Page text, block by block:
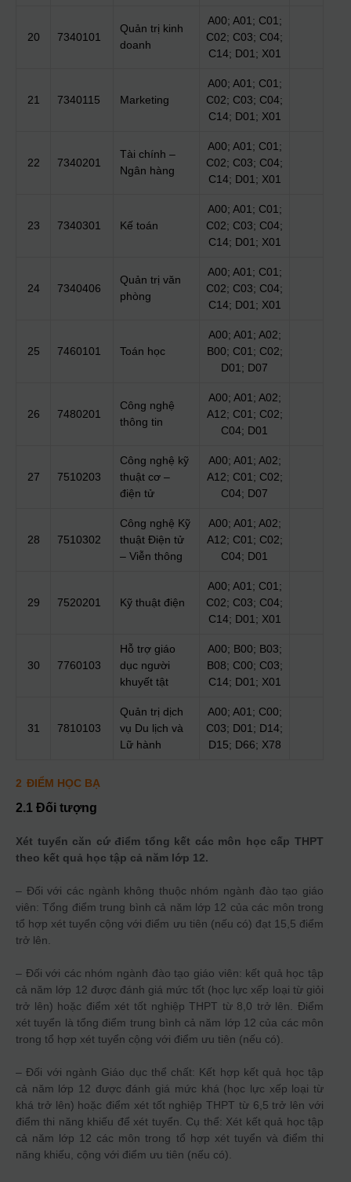
20 7340101
Quản trị kinh
doanh
A00; A01; C01;
C02; C03; C04;
C14; D01; X01
21 7340115 Marketing
A00; A01; C01;
C02; C03; C04;
C14; D01; X01
22 7340201
Tài chính –
Ngân hàng
A00; A01; C01;
C02; C03; C04;
C14; D01; X01
23 7340301 Kế toán
A00; A01; C01;
C02; C03; C04;
C14; D01; X01
24 7340406
Quản trị văn
phòng
A00; A01; C01;
C02; C03; C04;
C14; D01; X01
25 7460101 Toán học
A00; A01; A02;
B00; C01; C02;
D01; D07
26 7480201
Công nghệ
thông tin
A00; A01; A02;
A12; C01; C02;
C04; D01
27 7510203
Công nghệ kỹ
thuật cơ –
điện tử
A00; A01; A02;
A12; C01; C02;
C04; D07
28 7510302
Công nghệ Kỹ
thuật Điện tử
– Viễn thông
A00; A01; A02;
A12; C01; C02;
C04; D01
29 7520201 Kỹ thuật điện
A00; A01; C01;
C02; C03; C04;
C14; D01; X01
30 7760103
Hỗ trợ giáo
dục người
khuyết tật
A00; B00; B03;
B08; C00; C03;
C14; D01; X01
31 7810103
Quản trị dịch
vụ Du lịch và
Lữ hành
A00; A01; C00;
C03; D01; D14;
D15; D66; X78
2 ĐIỂM HỌC BẠ
2.1 Đối tượng
Xét tuyển căn cứ điểm tổng kết các môn học cấp THPT
theo kết quả học tập cả năm lớp 12.
– Đối với các ngành không thuộc nhóm ngành đào tạo giáo
viên: Tổng điểm trung bình cả năm lớp 12 của các môn trong
tổ hợp xét tuyển cộng với điểm ưu tiên (nếu có) đạt 15,5 điểm
trở lên.
– Đối với các nhóm ngành đào tạo giáo viên: kết quả học tập
cả năm lớp 12 được đánh giá mức tốt (học lực xếp loại từ giỏi
trở lên) hoặc điểm xét tốt nghiệp THPT từ 8,0 trở lên. Điểm
xét tuyển là tổng điểm trung bình cả năm lớp 12 của các môn
trong tổ hợp xét tuyển cộng với điểm ưu tiên (nếu có).
– Đối với ngành Giáo dục thể chất: Kết hợp kết quả học tập
cả năm lớp 12 được đánh giá mức khá (học lực xếp loại từ
khá trở lên) hoặc điểm xét tốt nghiệp THPT từ 6,5 trở lên với
điểm thi năng khiếu để xét tuyển. Cụ thể: Xét kết quả học tập
cả năm lớp 12 các môn trong tổ hợp xét tuyển và điểm thi
năng khiếu, cộng với điểm ưu tiên (nếu có).